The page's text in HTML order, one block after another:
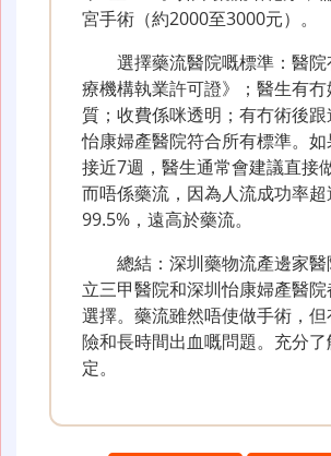
宮手術（約2000至3000元）。
選擇藥流醫院嘅標準：醫
療機構執業許可證》；醫生有
質；收費係咪透明；有冇術後
怡康婦產醫院符合所有標準。
接近7週，醫生通常會建議直接
而唔係藥流，因為人流成功率超
99.5%，遠高於藥流。
總結：深圳藥物流產邊家
立三甲醫院和深圳怡康婦產醫
選擇。藥流雖然唔使做手術，
險和長時間出血嘅問題。充分
定。